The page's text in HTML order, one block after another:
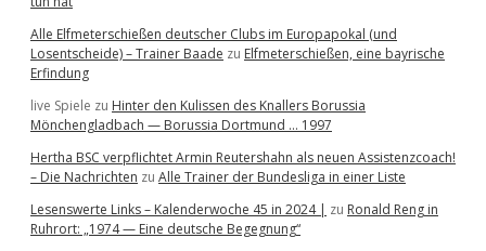
Alle Elfmeterschießen deutscher Clubs im Europapokal (und
Losentscheide) – Trainer Baade zu Elfmeterschießen, eine bayrische
Erfindung
live Spiele zu Hinter den Kulissen des Knallers Borussia
Mönchengladbach — Borussia Dortmund … 1997
Hertha BSC verpflichtet Armin Reutershahn als neuen Assistenzcoach!
– Die Nachrichten zu Alle Trainer der Bundesliga in einer Liste
Lesenswerte Links – Kalenderwoche 45 in 2024 | zu Ronald Reng in
Ruhrort: „1974 — Eine deutsche Begegnung“